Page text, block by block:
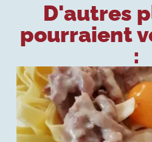
D'autres
pourraient
: